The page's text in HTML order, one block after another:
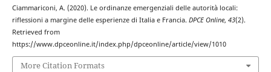
Ciammariconi, A. (2020). Le ordinanze emergenziali delle autorità locali:
riflessioni a margine delle esperienze di Italia e Francia. DPCE Online, 43(2).
Retrieved from
https://www.dpceonline.it/index.php/dpceonline/article/view/1010
More Citation Formats